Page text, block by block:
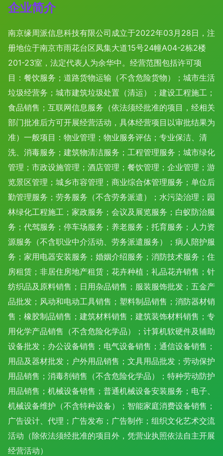
企业简介
南京缘周派信息科技有限公司成立于2022年03月28日，注
册地位于南京市雨花台区凤集大道15号24幢A04-2栋2楼
201-23室，法定代表人为余华中。经营范围包括许可项
目：餐饮服务；道路货物运输（不含危险货物）；城市生活
垃圾经营务；城市建筑垃圾处置（清运）；建设工程施工；
食品销售；互联网信息服务（依法须经批准的项目，经相关
部门批准后方可开展经营活动，具体经营项目以审批结果为
准）一般项目：物业管理；物业服务评估；专业保洁、清
洗、消毒服务；建筑物清洁服务；工程管理服务；城市绿化
管理；市政设施管理；酒店管理；餐饮管理；企业管理；游
览景区管理；城乡市容管理；商业综合体管理服务；单位后
勤管理服务；劳务服务（不含劳务派遣）；水污染治理；园
林绿化工程施工；家政服务；会议及展览服务；白蚁防治服
务；代驾服务；停车场服务；养老服务；托育服务；人力资
源服务（不含职业中介活动、劳务派遣服务）；病人陪护服
务；家用电器安装服务；婚姻介绍服务；消防技术服务；住
房租赁；非居住房地产租赁；花卉种植；礼品花卉销售；针
纺织品及原料销售；日用杂品销售；服装服饰批发；五金产
品批发；风动和电动工具销售；塑料制品销售；消防器材销
售；橡胶制品销售；建筑材料销售；建筑装饰材料销售；专
用化学产品销售（不含危险化学品）；计算机软硬件及辅助
设备批发；办公设备销售；电气设备销售；通信设备销售；
用品及器材批发；户外用品销售；文具用品批发；劳动保护
用品销售；消毒剂销售（不含危险化学品）；特种劳动防护
用品销售；机械设备销售；普通机械设备安装服务；电子、
机械设备维护（不含特种设备）；智能家庭消费设备销售；
广告设计、代理；广告发布；广告制作；组织文化艺术交流
活动（除依法须经批准的项目外，凭营业执照依法自主开展
经营活动）